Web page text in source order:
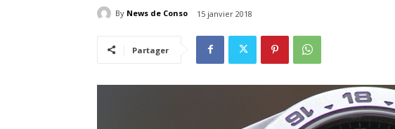
By News de Conso 15 janvier 2018
Partager